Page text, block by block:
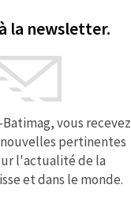
la newsletter.
vous recevez
pertinentes
l'actualité de la
et dans le monde.